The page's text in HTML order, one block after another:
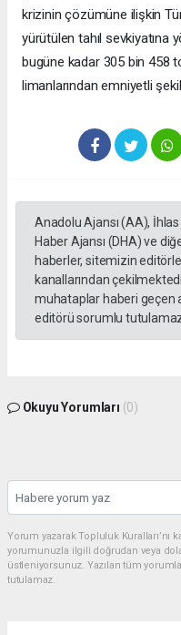
krizinin çözümüne ilişkin
yürütülen tahıl sevkiyatına
bugüne kadar 305 bin 458
limanlarından emniyetli
Anadolu Ajansı (AA),
Haber Ajansı (DHA) ve
haberler, sitemizin
kanallarından
muhataplar haberi geçen
editörü sorumlu
Okuyu Yorumları (0)
Yorum yazarak Topluluk Kuralları’nı
yorumunuzla ilgili doğrudan veya
üstleniyorsunuz. Yazılan tüm
tutulamaz.